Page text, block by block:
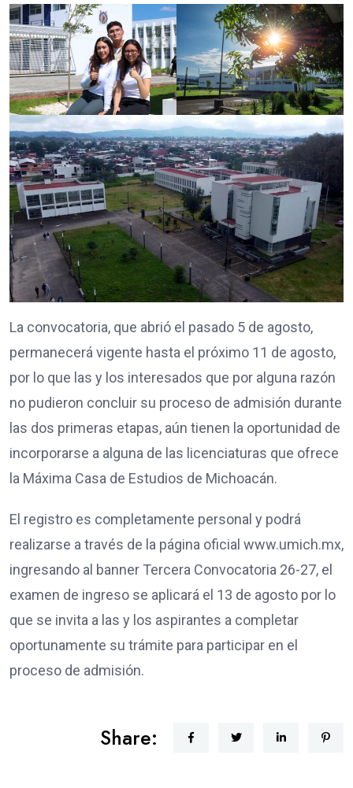
La convocatoria, que abrió el pasado 5 de agosto,
permanecerá vigente hasta el próximo 11 de agosto,
por lo que las y los interesados que por alguna razón
no pudieron concluir su proceso de admisión durante
las dos primeras etapas, aún tienen la oportunidad de
incorporarse a alguna de las licenciaturas que ofrece
la Máxima Casa de Estudios de Michoacán.
El registro es completamente personal y podrá
realizarse a través de la página oficial www.umich.mx,
ingresando al banner Tercera Convocatoria 26-27, el
examen de ingreso se aplicará el 13 de agosto por lo
que se invita a las y los aspirantes a completar
oportunamente su trámite para participar en el
proceso de admisión.
Share: